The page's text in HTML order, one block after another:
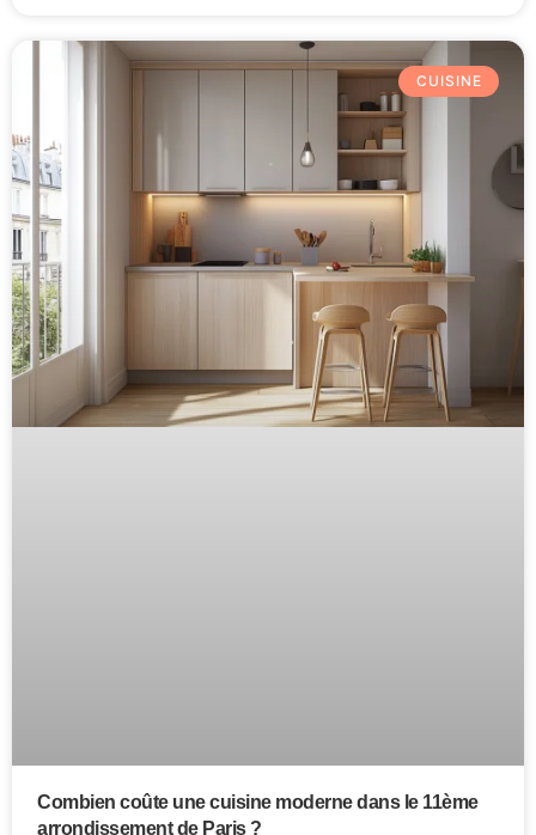
CUISINE
Combien coûte une cuisine moderne dans le 11ème
arrondissement de Paris ?